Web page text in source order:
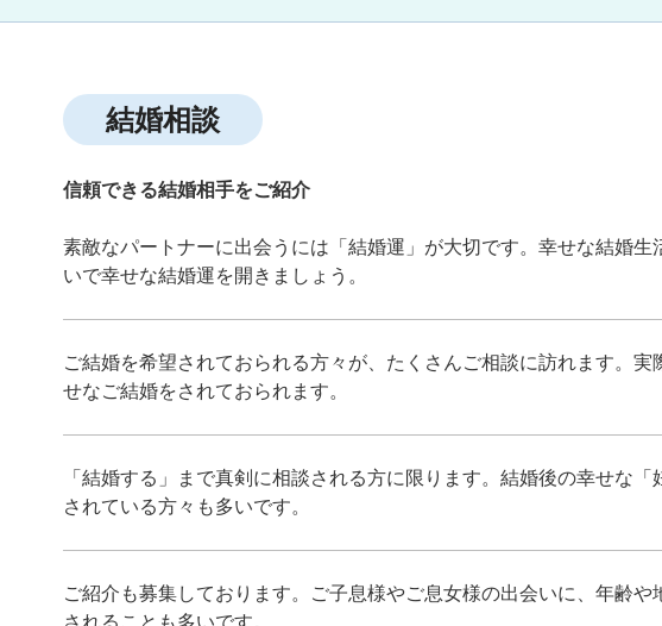
結婚相談
信頼できる結婚相手をご紹介
素敵なパートナーに出会うには「結婚運」が大切です。幸せな結婚生
いで幸せな結婚運を開きましょう。
ご結婚を希望されておられる方々が、たくさんご相談に訪れます。
せなご結婚をされておられます。
「結婚する」まで真剣に相談される方に限ります。結婚後の幸せな
されている方々も多いです。
ご紹介も募集しております。ご子息様やご息女様の出会いに、年齢
されることも多いです。